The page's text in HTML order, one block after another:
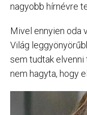
nagyobb hírnévre
Mivel ennyien oda
Világ
sem tudtak
nem hagyta, hogy